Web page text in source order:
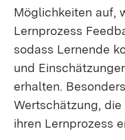
Möglichkeiten auf,
Lernprozess
sodass Lernende
und
erhalten.
Wertschätzung,
ihren Lernprozess